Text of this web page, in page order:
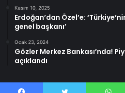
Kasım 10, 2025
Erdoğan’dan Özel’e:
genel başkanı’
Ocak 23, 2024
Gözler Merkez Bankası’nda!
açıklandı